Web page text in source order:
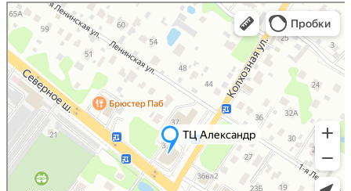
Яндекс Карты
Яндекс Карты — транспорт, навигация, поиск мест